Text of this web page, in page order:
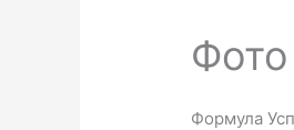
Формула